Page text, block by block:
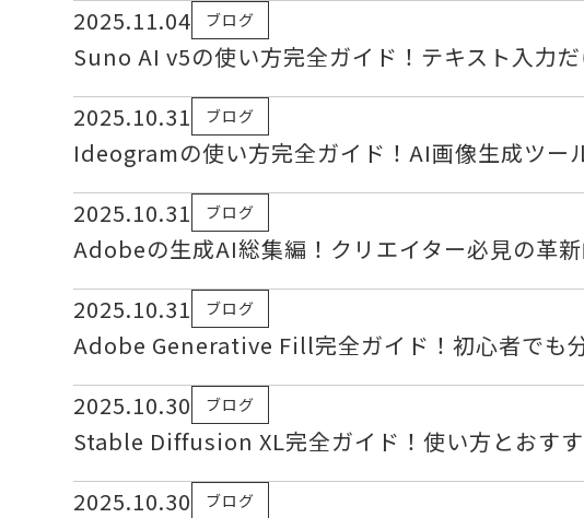
2025.11.04
ブログ
Suno AI v5の使い方完全ガイド！テキスト入力
2025.10.31
ブログ
Ideogramの使い方完全ガイド！AI画像生成ツー
2025.10.31
ブログ
Adobeの生成AI総集編！クリエイター必見の革
2025.10.31
ブログ
Adobe Generative Fill完全ガイド！初心者でも
2025.10.30
ブログ
Stable Diffusion XL完全ガイド！使い方とおす
2025.10.30
ブログ